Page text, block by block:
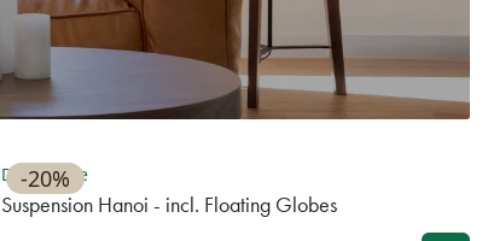
BEST-SELLER
-20%
Disponible
Suspension Hanoi - incl. Floating Globes